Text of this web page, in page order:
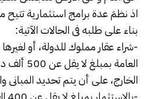
اذ نظمَ عدة برامج استثمارية تتيح
بناء على طلبه فى الحالات الآتية:
-شراء عقار مملوك للدولة، أو
العامة
الخارج، على أن يتم تحديد المبانى